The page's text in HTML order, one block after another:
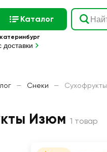
Каталог
доставки
— Снеки — Сухофрукты
Изюм 1 товар